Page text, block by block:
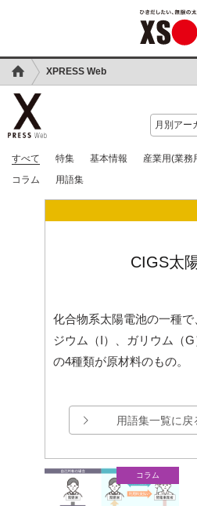
XPRESS Web
すべて 特集 基本情報 産業用(業務
コラム
用語集
CIGS太
化合物系太陽電池の一種
ジウム（I）、ガリウム（G
の4種類が原材料のもの。
用語集一覧に戻
コラム